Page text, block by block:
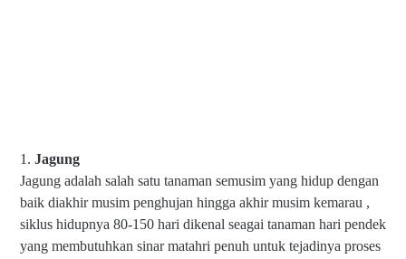
1. Jagung
Jagung adalah salah satu tanaman semusim yang hidup dengan
baik diakhir musim penghujan hingga akhir musim kemarau ,
siklus hidupnya 80-150 hari dikenal seagai tanaman hari pendek
yang membutuhkan sinar matahri penuh untuk tejadinya proses